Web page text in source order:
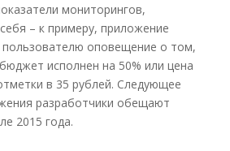
мониторингов,
– к примеру, приложение
оповещение о том,
исполнен на 50% или цена
в 35 рублей. Следующее
разработчики обещают
2015 года.